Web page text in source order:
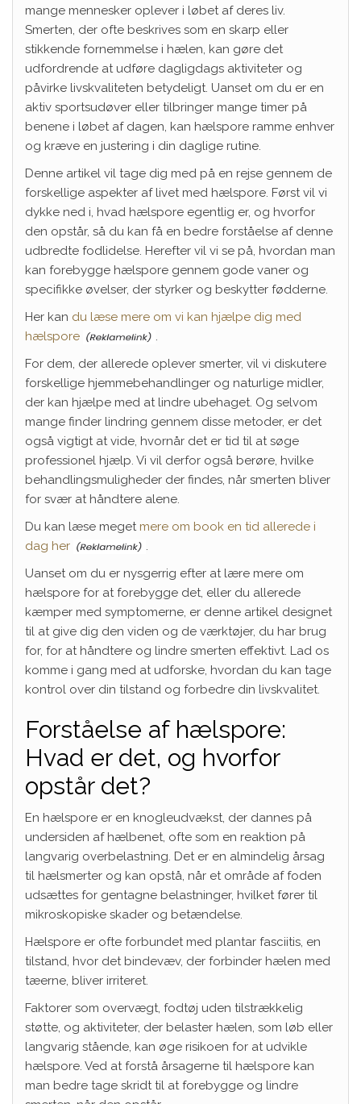
mange mennesker oplever i løbet af deres liv.
Smerten, der ofte beskrives som en skarp eller
stikkende fornemmelse i hælen, kan gøre det
udfordrende at udføre dagligdags aktiviteter og
påvirke livskvaliteten betydeligt. Uanset om du er en
aktiv sportsudøver eller tilbringer mange timer på
benene i løbet af dagen, kan hælspore ramme enhver
og kræve en justering i din daglige rutine.
Denne artikel vil tage dig med på en rejse gennem de
forskellige aspekter af livet med hælspore. Først vil vi
dykke ned i, hvad hælspore egentlig er, og hvorfor
den opstår, så du kan få en bedre forståelse af denne
udbredte fodlidelse. Herefter vil vi se på, hvordan man
kan forebygge hælspore gennem gode vaner og
specifikke øvelser, der styrker og beskytter fødderne.
Her kan du læse mere om vi kan hjælpe dig med
hælspore
.
For dem, der allerede oplever smerter, vil vi diskutere
forskellige hjemmebehandlinger og naturlige midler,
der kan hjælpe med at lindre ubehaget. Og selvom
mange finder lindring gennem disse metoder, er det
også vigtigt at vide, hvornår det er tid til at søge
professionel hjælp. Vi vil derfor også berøre, hvilke
behandlingsmuligheder der findes, når smerten bliver
for svær at håndtere alene.
Du kan læse meget mere om book en tid allerede i
dag her
.
Uanset om du er nysgerrig efter at lære mere om
hælspore for at forebygge det, eller du allerede
kæmper med symptomerne, er denne artikel designet
til at give dig den viden og de værktøjer, du har brug
for, for at håndtere og lindre smerten effektivt. Lad os
komme i gang med at udforske, hvordan du kan tage
kontrol over din tilstand og forbedre din livskvalitet.
Forståelse af hælspore:
Hvad er det, og hvorfor
opstår det?
En hælspore er en knogleudvækst, der dannes på
undersiden af hælbenet, ofte som en reaktion på
langvarig overbelastning. Det er en almindelig årsag
til hælsmerter og kan opstå, når et område af foden
udsættes for gentagne belastninger, hvilket fører til
mikroskopiske skader og betændelse.
Hælspore er ofte forbundet med plantar fasciitis, en
tilstand, hvor det bindevæv, der forbinder hælen med
tæerne, bliver irriteret.
Faktorer som overvægt, fodtøj uden tilstrækkelig
støtte, og aktiviteter, der belaster hælen, som løb eller
langvarig stående, kan øge risikoen for at udvikle
hælspore. Ved at forstå årsagerne til hælspore kan
man bedre tage skridt til at forebygge og lindre